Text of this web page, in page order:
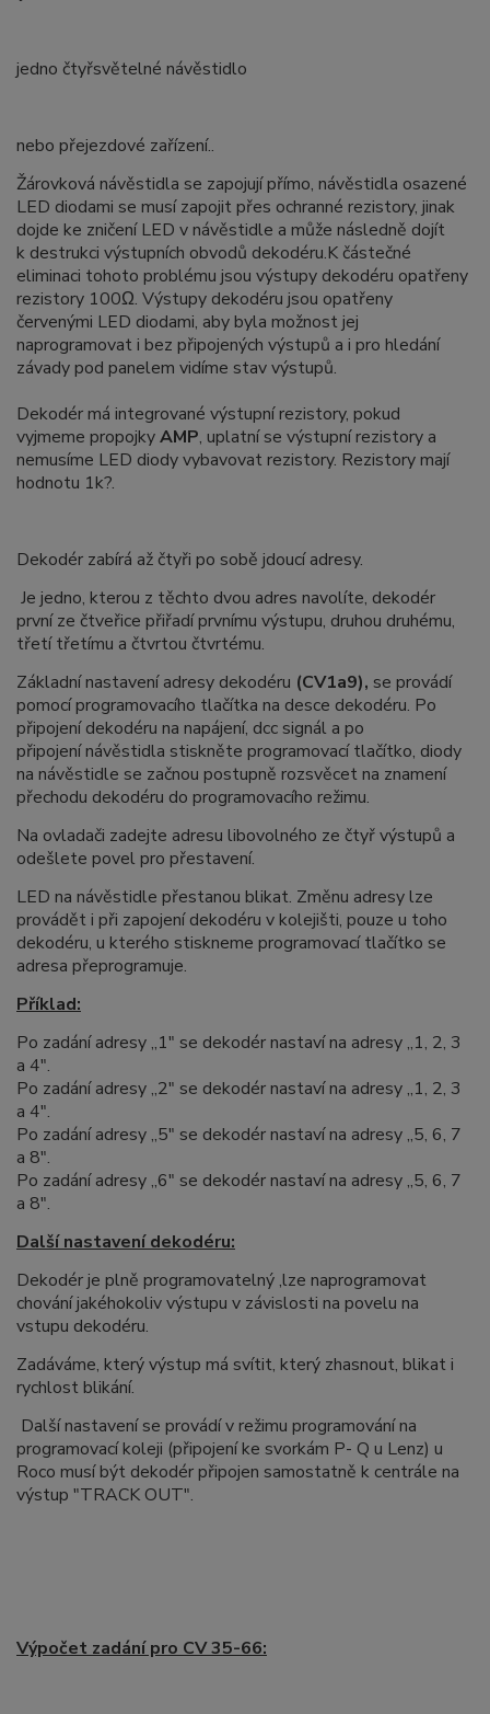
jedno čtyřsvětelné návěstidlo
nebo přejezdové zařízení..
Žárovková návěstidla se zapojují přímo, návěstidla osazené
LED diodami se musí zapojit přes ochranné rezistory, jinak
dojde ke zničení LED v návěstidle a může následně dojít
k destrukci výstupních obvodů dekodéru.K částečné
eliminaci tohoto problému jsou výstupy dekodéru opatřeny
rezistory 100Ω. Výstupy dekodéru jsou opatřeny
červenými LED diodami, aby byla možnost jej
naprogramovat i bez připojených výstupů a i pro hledání
závady pod panelem vidíme stav výstupů.
Dekodér má integrované výstupní rezistory, pokud
vyjmeme propojkyAMP, uplatní se výstupní rezistory a
nemusíme LED diody vybavovat rezistory. Rezistory mají
hodnotu 1k?.
Dekodér zabírá až čtyři po sobě jdoucí adresy.
Je jedno, kterou z těchto dvou adres navolíte, dekodér
první ze čtveřice přiřadí prvnímu výstupu, druhou druhému,
třetí třetímu a čtvrtou čtvrtému.
Základní nastavení adresy dekodéru (CV1a9), se provádí
pomocí programovacího tlačítka na desce dekodéru. Po
připojení dekodéru na napájení, dcc signál a po
připojení návěstidla stiskněte programovací tlačítko, diody
na návěstidle se začnou postupně rozsvěcet na znamení
přechodu dekodéru do programovacího režimu.
Na ovladači zadejte adresu libovolného ze čtyř výstupů a
odešlete povel pro přestavení.
LED na návěstidle přestanou blikat. Změnu adresy lze
provádět i při zapojení dekodéru v kolejišti, pouze u toho
dekodéru, u kterého stiskneme programovací tlačítko se
adresa přeprogramuje.
Příklad:
Po zadání adresy „1" se dekodér nastaví na adresy „1, 2, 3
a 4".
Po zadání adresy „2" se dekodér nastaví na adresy „1, 2, 3
a 4".
Po zadání adresy „5" se dekodér nastaví na adresy „5, 6, 7
a 8".
Po zadání adresy „6" se dekodér nastaví na adresy „5, 6, 7
a 8".
Další nastavení dekodéru:
Dekodér je plně programovatelný ,lze naprogramovat
chování jakéhokoliv výstupu v závislosti na povelu na
vstupu dekodéru.
Zadáváme, který výstup má svítit, který zhasnout, blikat i
rychlost blikání.
Další nastavení se provádí v režimu programování na
programovací koleji (připojení ke svorkám P- Q u Lenz) u
Roco musí být dekodér připojen samostatně k centrále na
výstup "TRACK OUT".
Výpočet zadání pro CV 35-66: